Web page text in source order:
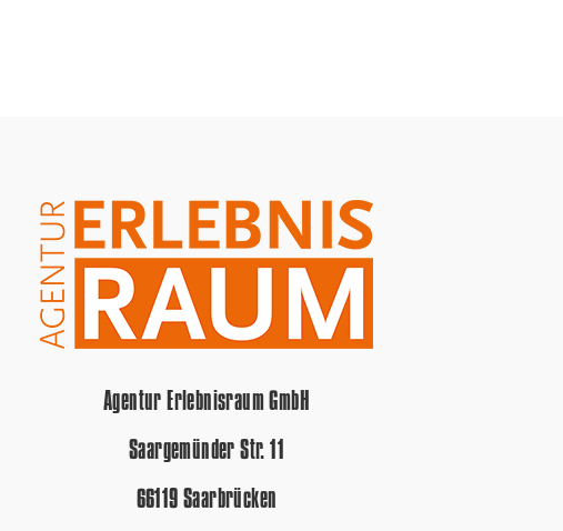
Agentur Erlebnisraum GmbH
Saargemünder Str. 11
66119 Saarbrücken